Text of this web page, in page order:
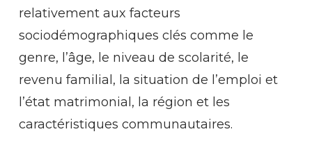
relativement aux facteurs
sociodémographiques clés comme le
genre, l’âge, le niveau de scolarité, le
revenu familial, la situation de l’emploi et
l’état matrimonial, la région et les
caractéristiques communautaires.